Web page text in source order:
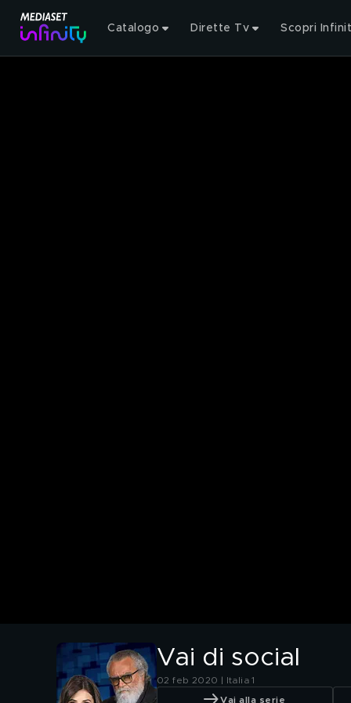
Catalogo Dirette Tv Scopri
Vai di social
02 feb 2020 | Italia 1
Vai alla serie